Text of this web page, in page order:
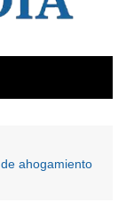
ahogamiento